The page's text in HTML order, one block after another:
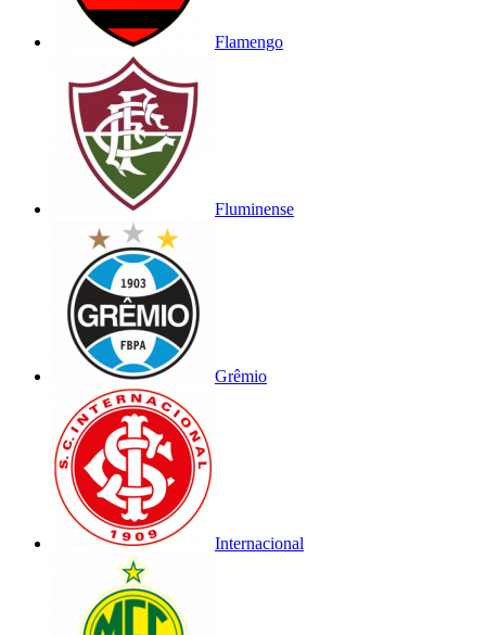
Flamengo
Fluminense
Grêmio
Internacional